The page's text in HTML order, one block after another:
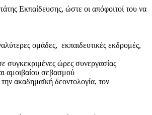
Εκπαίδευσης, ώστε οι απόφοιτοί του να
ομάδες, εκπαιδευτικές εκδρομές,
συγκεκριμένες ώρες συνεργασίας
αμοιβαίου σεβασμού
ακαδημαϊκή δεοντολογία, τον